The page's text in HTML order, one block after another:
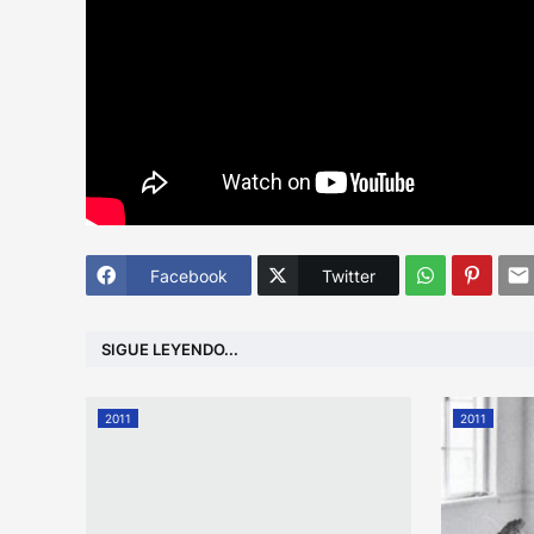
Facebook Twitter
SIGUE LEYENDO...
2011 2011